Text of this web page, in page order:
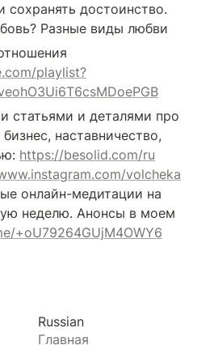
сохранять достоинство.
Разные виды любви
playlist?
статьями и деталями про
наставничество,
https://besolid.com/ru
volcheka
онлайн-медитации на
неделю. Анонсы в моем
+oU79264GUjM4OWY6
Russian
Главная